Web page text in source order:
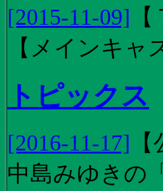
[2015-11-09] 【
【メインキ
トピックス
[2016-11-17] 【
中島みゆきの